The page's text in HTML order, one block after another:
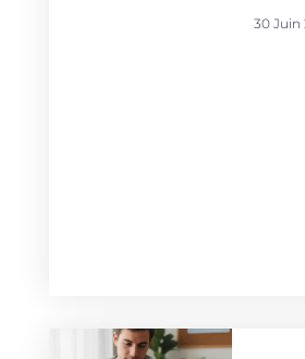
30 Juin